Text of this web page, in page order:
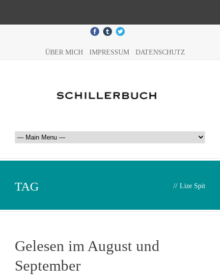
ÜBER MICH IMPRESSUM DATENSCHUTZ
TAG // Lize Spit
Gelesen im August und
September